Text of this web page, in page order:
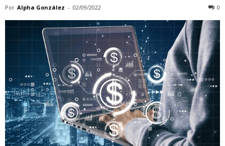
Por Alpha González - 02/09/2022 0